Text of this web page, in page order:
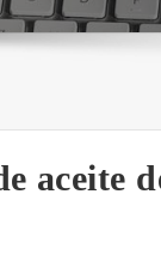
aceite